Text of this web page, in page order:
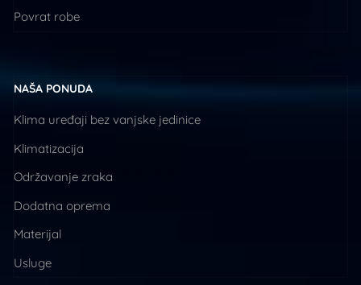
Povrat robe
NAŠA PONUDA
Klima uređaji bez vanjske jedinice
Klimatizacija
Održavanje zraka
Dodatna oprema
Materijal
Usluge